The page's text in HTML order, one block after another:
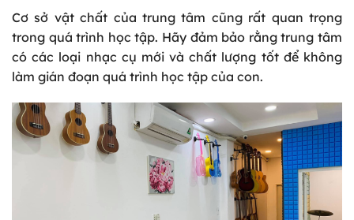
Cơ sở vật chất của trung tâm cũng rất quan trọng
trong quá trình học tập. Hãy đảm bảo rằng trung tâm
có các loại nhạc cụ mới và chất lượng tốt để không
làm gián đoạn quá trình học tập của con.